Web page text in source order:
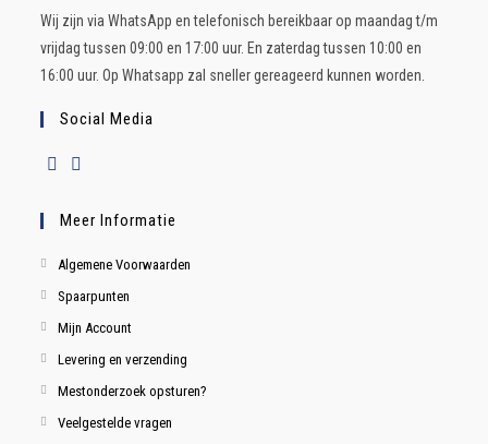
Wij zijn via WhatsApp en telefonisch bereikbaar op maandag t/m
vrijdag tussen 09:00 en 17:00 uur. En zaterdag tussen 10:00 en
16:00 uur. Op Whatsapp zal sneller gereageerd kunnen worden.
Social Media
Meer Informatie
Algemene Voorwaarden
Spaarpunten
Mijn Account
Levering en verzending
Mestonderzoek opsturen?
Veelgestelde vragen